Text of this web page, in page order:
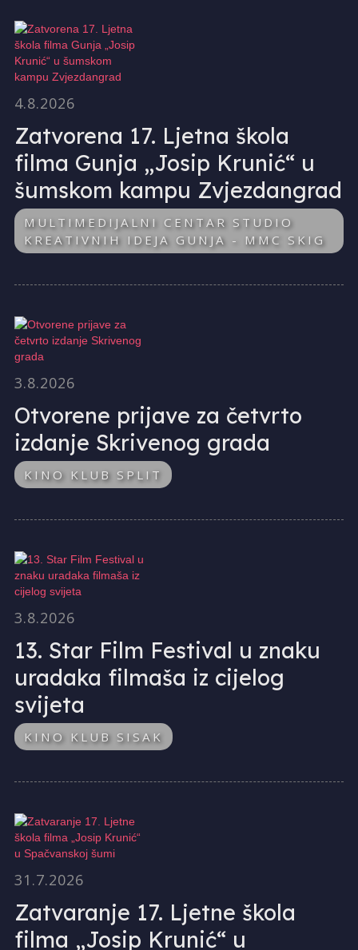
4.8.2026
Zatvorena 17. Ljetna škola
filma Gunja „Josip Krunić“ u
šumskom kampu Zvjezdangrad
MULTIMEDIJALNI CENTAR STUDIO
KREATIVNIH IDEJA GUNJA - MMC SKIG
3.8.2026
Otvorene prijave za četvrto
izdanje Skrivenog grada
KINO KLUB SPLIT
3.8.2026
13. Star Film Festival u znaku
uradaka filmaša iz cijelog
svijeta
KINO KLUB SISAK
31.7.2026
Zatvaranje 17. Ljetne škola
filma „Josip Krunić“ u